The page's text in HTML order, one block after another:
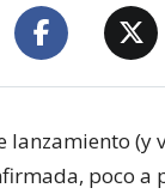
lanzamiento (y
poco a